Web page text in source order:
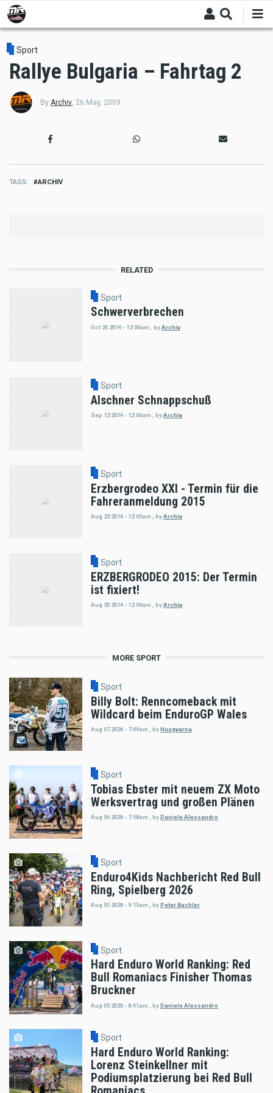
Skip
to
main
content
Sport
Rallye Bulgaria – Fahrtag 2
By Archiv, 26 May, 2009
TAGS ARCHIV
RELATED
Sport
Schwerverbrechen
Oct 26 2014 - 12:00am byArchiv
Sport
Alschner Schnappschuß
Sep 12 2014 - 12:00am , byArchiv
Sport
Erzbergrodeo XXI - Termin für die
Fahreranmeldung 2015
Aug 22 2014 - 12:00am byArchiv
Sport
ERZBERGRODEO 2015: Der Termin
ist fixiert!
Aug 20 2014 - 12:00am byArchiv
MORE SPORT
Sport
Billy Bolt: Renncomeback mit
Wildcard beim EnduroGP Wales
Aug 07 2026 - 7:49am , byHusqvarna
Sport
Tobias Ebster mit neuem ZX Moto
Werksvertrag und großen Plänen
Aug 06 2026 - 7:58am byDaniele Alessandro
Sport
Enduro4Kids Nachbericht Red Bull
Ring, Spielberg 2026
Aug 05 2026 - 9:15am byPeter Bachler
Sport
Hard Enduro World Ranking: Red
Bull Romaniacs Finisher Thomas
Bruckner
Aug 05 2026 - 8:41am byDaniele Alessandro
Sport
Hard Enduro World Ranking:
Lorenz Steinkellner mit
Podiumsplatzierung bei Red Bull